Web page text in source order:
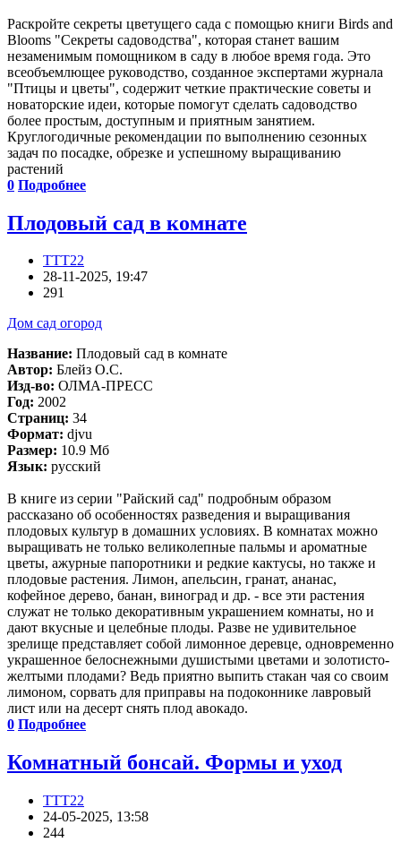
Раскройте секреты цветущего сада с помощью книги Birds and
Blooms "Секреты садоводства", которая станет вашим
незаменимым помощником в саду в любое время года. Это
всеобъемлющее руководство, созданное экспертами журнала
"Птицы и цветы", содержит четкие практические советы и
новаторские идеи, которые помогут сделать садоводство
более простым, доступным и приятным занятием.
Круглогодичные рекомендации по выполнению сезонных
задач по посадке, обрезке и успешному выращиванию
растений
0 Подробнее
Плодовый сад в комнате
TTT22
28-11-2025, 19:47
291
Дом сад огород
Название: Плодовый сад в комнате
Автор: Блейз О.С.
Изд-во: ОЛМА-ПРЕСС
Год: 2002
Страниц: 34
Формат: djvu
Размер: 10.9 Мб
Язык: русский
В книге из серии "Райский сад" подробным образом
рассказано об особенностях разведения и выращивания
плодовых культур в домашних условиях. В комнатах можно
выращивать не только великолепные пальмы и ароматные
цветы, ажурные папоротники и редкие кактусы, но также и
плодовые растения. Лимон, апельсин, гранат, ананас,
кофейное дерево, банан, виноград и др. - все эти растения
служат не только декоративным украшением комнаты, но и
дают вкусные и целебные плоды. Разве не удивительное
зрелище представляет собой лимонное деревце, одновременно
украшенное белоснежными душистыми цветами и золотисто-
желтыми плодами? Ведь приятно выпить стакан чая со своим
лимоном, сорвать для приправы на подоконнике лавровый
лист или на десерт снять плод авокадо.
0 Подробнее
Комнатный бонсай. Формы и уход
TTT22
24-05-2025, 13:58
244